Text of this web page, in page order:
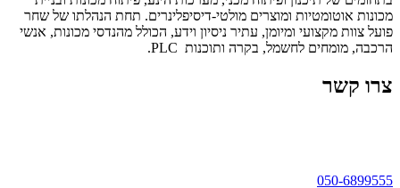
מכונות אוטומטיות ומוצרים מולטי-דיסיפלינרים. תחת הנהלתו של שחר
פועל צוות מקצועי ומיומן, עתיר ניסיון וידע, הכולל מהנדסי מכונות, אנשי
הרכבה, מומחים לחשמל, בקרה ותוכנות PLC.
צרו קשר
050-6899555